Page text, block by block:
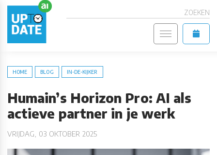
ZOEKEN
HOME BLOG IN-DE-KIJKER
Humain’s Horizon Pro: AI als
actieve partner in je werk
VRIJDAG, 03 OKTOBER 2025